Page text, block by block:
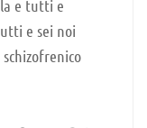
e tutti e
e sei noi